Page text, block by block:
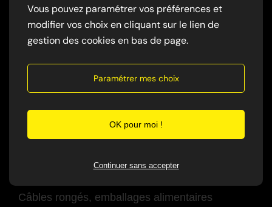
Grattements, déplacements, surtout la nuit.
✅ Traces et excréments
crottes noires
odeur persistante
✅ Dégâts visibles
Câbles rongés, emballages alimentaires
Vous pouvez paramétrer vos préférences et
modifier vos choix en cliquant sur le lien de
gestion des cookies en bas de page.
Paramétrer mes choix
OK pour moi !
Continuer sans accepter